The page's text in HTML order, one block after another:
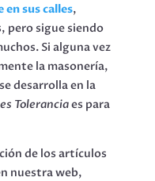
sus calles,
pero sigue siendo
Si alguna vez
la masonería,
desarrolla en la
Toleranciaes para
de los artículos
nuestra web,